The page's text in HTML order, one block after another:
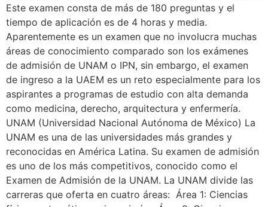
Este examen consta de más de 180 preguntas y el
tiempo de aplicación es de 4 horas y media.
Aparentemente es un examen que no involucra muchas
áreas de conocimiento comparado son los exámenes
de admisión de UNAM o IPN, sin embargo, el examen
de ingreso a la UAEM es un reto especialmente para los
aspirantes a programas de estudio con alta demanda
como medicina, derecho, arquitectura y enfermería.
UNAM (Universidad Nacional Autónoma de México) La
UNAM es una de las universidades más grandes y
reconocidas en América Latina. Su examen de admisión
es uno de los más competitivos, conocido como el
Examen de Admisión de la UNAM. La UNAM divide las
carreras que oferta en cuatro áreas: Área 1: Ciencias